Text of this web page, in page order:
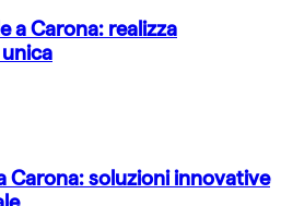
a Carona: realizza
Carona: soluzioni innovative